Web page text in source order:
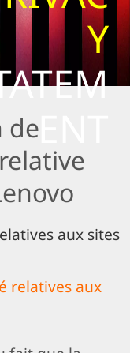
Y
ENT
de
aux sites
relatives aux